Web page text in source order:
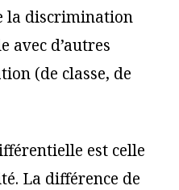
la discrimination
avec d’autres
(de classe, de
est celle
La différence de